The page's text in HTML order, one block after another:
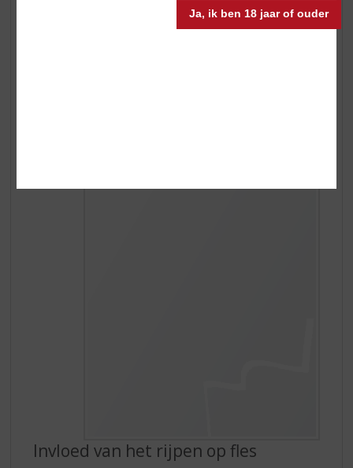
Ja, ik ben 18 jaar of ouder
Tegenwoordig is Fumé Blanc een begrip. Sauvignon
Blanc krijgt door het rijpen op hout een eigenzinnige,
Invloed van het rijpen op fles